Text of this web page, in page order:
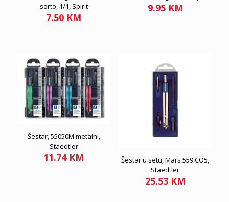
sorto, 1/1, Spirit
7.50 KM
9.95 KM
Šestar, 55050M metalni,
Staedtler
11.74 KM
Šestar u setu, Mars 559 CO5,
Staedtler
25.53 KM